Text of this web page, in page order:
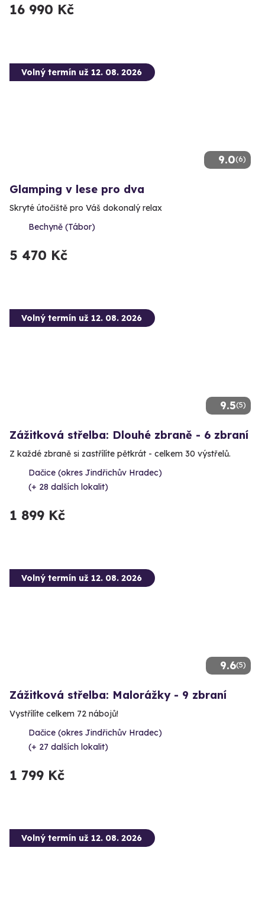
16 990 Kč
9.0(6)
Volný termín už 12. 08. 2026
Glamping v lese pro dva
Skryté útočiště pro Váš dokonalý relax
Bechyně (Tábor)
5 470 Kč
9.5(5)
Volný termín už 12. 08. 2026
Zážitková střelba: Dlouhé zbraně - 6 zbraní
Z každé zbraně si zastřílíte pětkrát - celkem 30 výstřelů.
Dačice (okres Jindřichův Hradec)
(+ 28 dalších lokalit)
1 899 Kč
9.6(5)
Volný termín už 12. 08. 2026
Zážitková střelba: Malorážky - 9 zbraní
Vystřílíte celkem 72 nábojů!
Dačice (okres Jindřichův Hradec)
(+ 27 dalších lokalit)
1 799 Kč
Volný termín už 12. 08. 2026